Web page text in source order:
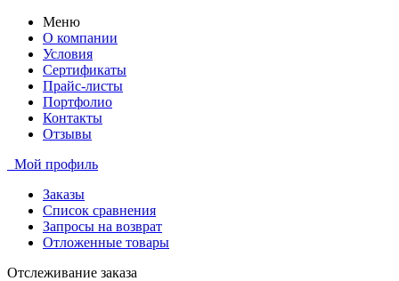
Меню
О компании
Условия
Сертификаты
Прайс-листы
Портфолио
Контакты
Отзывы
Мой профиль
Заказы
Список сравнения
Запросы на возврат
Отложенные товары
Отслеживание заказа